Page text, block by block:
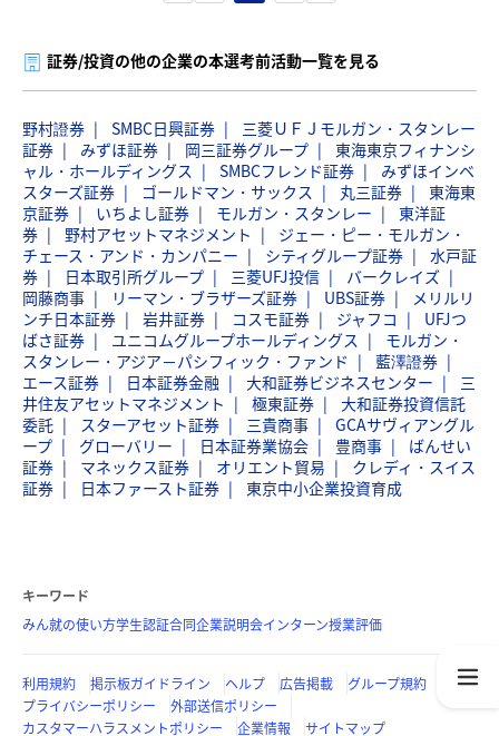
証券/投資の他の企業の本選考前活動一覧を見る
野村證券 SMBC日興証券
三菱ＵＦＪモルガン・スタンレー
証券
みずほ証券 岡三証券グループ
東海東京フィナンシ
ャル・ホールディングス
SMBCフレンド証券
みずほインベ
スターズ証券
ゴールドマン・サックス 丸三証券
東海東
京証券
いちよし証券 モルガン・スタンレー
東洋証
券
野村アセットマネジメント
ジェー・ピー・モルガン・
チェース・アンド・カンパニー
シティグループ証券
水戸証
券
日本取引所グループ 三菱UFJ投信
バークレイズ
岡藤商事
リーマン・ブラザーズ証券 UBS証券
メリルリ
ンチ日本証券
岩井証券 コスモ証券 ジャフコ
UFJつ
ばさ証券
ユニコムグループホールディングス
モルガン・
スタンレー・アジア－パシフィック・ファンド
藍澤證券
エース証券
日本証券金融 大和証券ビジネスセンター
三
井住友アセットマネジメント
極東証券
大和証券投資信託
委託
スターアセット証券 三貴商事
GCAサヴィアングル
ープ
グローバリー 日本証券業協会 豊商事
ばんせい
証券
マネックス証券 オリエント貿易
クレディ・スイス
証券
日本ファースト証券 東京中小企業投資育成
キーワード
みん就の使い方学生認証合同企業説明会インターン授業評価
利用規約 掲示板ガイドライン ヘルプ 広告掲載
グループ規約
プライバシーポリシー
外部送信ポリシー
カスタマーハラスメントポリシー
企業情報 サイトマップ